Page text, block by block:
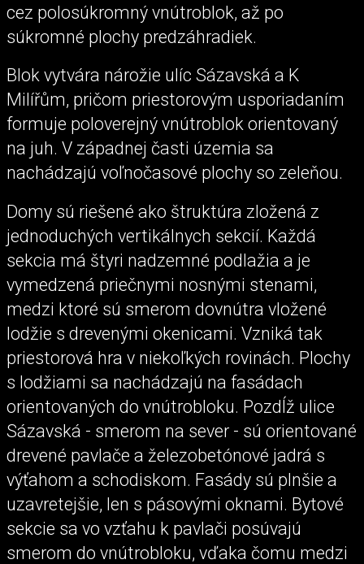
cez polosúkromný vnútroblok, až po
súkromné plochy predzáhradiek.
Blok vytvára nárožie ulíc Sázavská a K
Milířům, pričom priestorovým usporiadaním
formuje poloverejný vnútroblok orientovaný
na juh. V západnej časti územia sa
nachádzajú voľnočasové plochy so zeleňou.
Domy sú riešené ako štruktúra zložená z
jednoduchých vertikálnych sekcií. Každá
sekcia má štyri nadzemné podlažia a je
vymedzená priečnymi nosnými stenami,
medzi ktoré sú smerom dovnútra vložené
lodžie s drevenými okenicami. Vzniká tak
priestorová hra v niekoľkých rovinách. Plochy
s lodžiami sa nachádzajú na fasádach
orientovaných do vnútrobloku. Pozdĺž ulice
Sázavská - smerom na sever - sú orientované
drevené pavlače a železobetónové jadrá s
výťahom a schodiskom. Fasády sú plnšie a
uzavretejšie, len s pásovými oknami. Bytové
sekcie sa vo vzťahu k pavlači posúvajú
smerom do vnútrobloku, vďaka čomu medzi